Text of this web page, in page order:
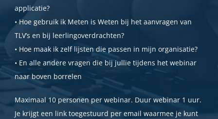
applicatie?
• Hoe gebruik ik Meten is Weten bij het aanvragen van
TLV’s en bij leerlingoverdrachten?
• Hoe maak ik zelf lijsten die passen in mijn organisatie?
• En alle andere vragen die bij jullie tijdens het webinar
naar boven borrelen
Maximaal 10 personen per webinar. Duur webinar 1 uur.
Je krijgt een link toegestuurd per email waarmee je kunt